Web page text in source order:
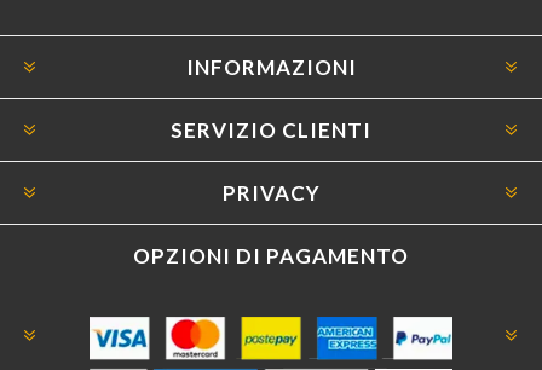
INFORMAZIONI
SERVIZIO CLIENTI
PRIVACY
OPZIONI DI PAGAMENTO